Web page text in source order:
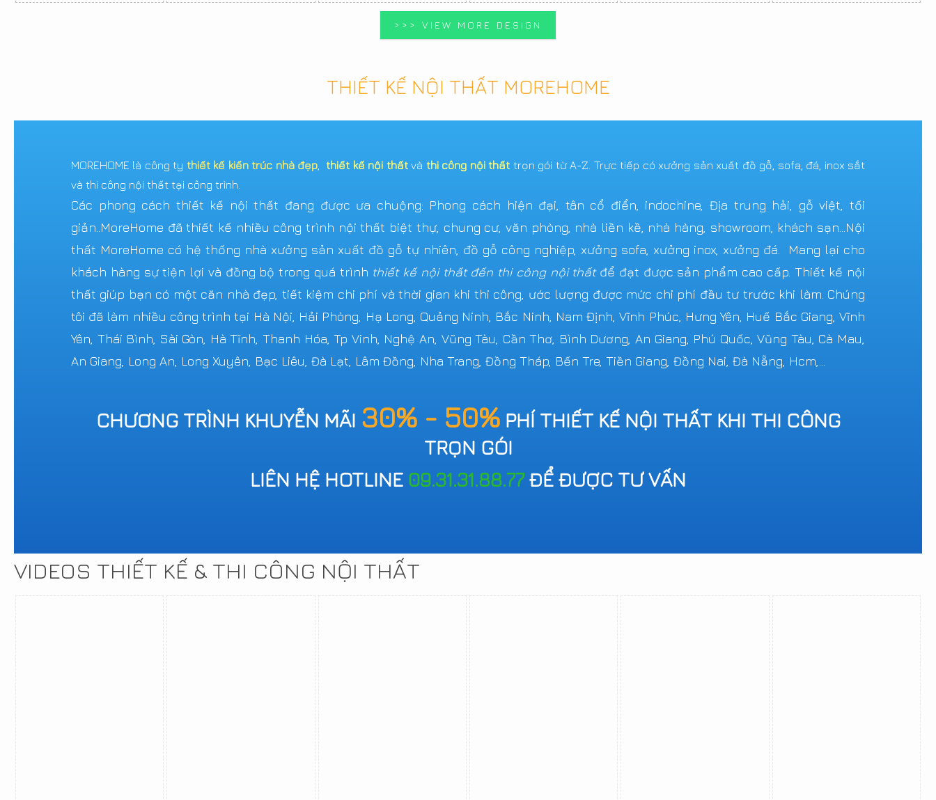
>>> VIEW MORE DESIGN
THIẾT KẾ NỘI THẤT MOREHOME
MOREHOME là công ty thiết kế kiến trúc nhà đẹp ,thiết kế nội thấtvà thi công nội thất trọn gói từ A-Z. Trực tiếp có xưởng sản xuất đồ gỗ, sofa, đá, inox sắt
và thi công nội thất tại công trình.
Các phong cách thiết kế nội thất đang được ưa chuộng: Phong cách hiện đại, tân cổ điển, indochine, Địa trung hải, gỗ việt, tối
giản..MoreHome đã thiết kế nhiều công trình nội thất biệt thự, chung cư, văn phòng, nhà liền kề, nhà hàng, showroom, khách sạn...Nội
thất MoreHome có hệ thống nhà xưởng sản xuất đồ gỗ tự nhiên, đồ gỗ công nghiệp, xưởng sofa, xưởng inox, xưởng đá. Mang lại cho
khách hàng sự tiện lợi và đồng bộ trong quá trình thiết kế nội thất đến thi công nội thấtđể đạt được sản phẩm cao cấp. Thiết kế nội
thất giúp bạn có một căn nhà đẹp, tiết kiệm chi phí và thời gian khi thi công, ước lượng được mức chi phí đầu tư trước khi làm. Chúng
tôi đã làm nhiều công trình tại Hà Nội, Hải Phòng, Hạ Long, Quảng Ninh, Bắc Ninh, Nam Định, Vĩnh Phúc, Hưng Yên, Huế Bắc Giang, Vĩnh
Yên, Thái Bình, Sài Gòn, Hà Tĩnh, Thanh Hóa, Tp Vinh, Nghệ An, Vũng Tàu, Cần Thơ, Bình Dương, An Giang, Phú Quốc, Vũng Tàu, Cà Mau,
An Giang, Long An, Long Xuyên, Bạc Liêu, Đà Lạt, Lâm Đồng, Nha Trang, Đồng Tháp, Bến Tre, Tiền Giang, Đồng Nai, Đà Nẵng, Hcm,...
CHƯƠNG TRÌNH KHUYỄN MÃI 30% - 50%PHÍ THIẾT KẾ NỘI THẤT KHI THI CÔNG
TRỌN GÓI
LIÊN HỆ HOTLINE 09.31.31.88.77ĐỂ ĐƯỢC TƯ VẤN
VIDEOS THIẾT KẾ & THI CÔNG NỘI THẤT